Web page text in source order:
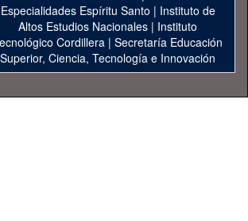
Especialidades Espíritu Santo | Instituto de
Altos Estudios Nacionales | Instituto
Cordillera | Secretaría Educación
Superior, Ciencia, Tecnología e Innovación